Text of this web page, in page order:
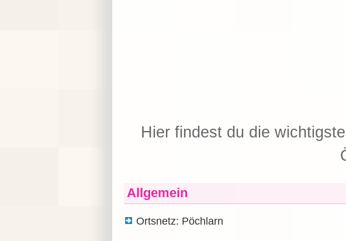
Hier findest du die
Allgemein
Ortsnetz: Pöchlarn